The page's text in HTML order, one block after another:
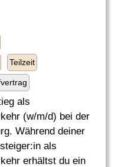
Teilzeit
als
(w/m/d) bei der
Während deiner
als
erhältst du ein